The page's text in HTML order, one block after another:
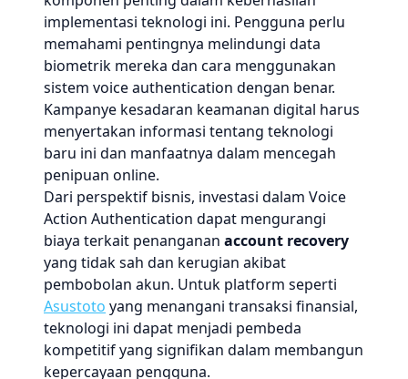
implementasi teknologi ini. Pengguna perlu
memahami pentingnya melindungi data
biometrik mereka dan cara menggunakan
sistem voice authentication dengan benar.
Kampanye kesadaran keamanan digital harus
menyertakan informasi tentang teknologi
baru ini dan manfaatnya dalam mencegah
penipuan online.
Dari perspektif bisnis, investasi dalam Voice
Action Authentication dapat mengurangi
biaya terkait penanganan account recovery
yang tidak sah dan kerugian akibat
pembobolan akun. Untuk platform seperti
Asustoto yang menangani transaksi finansial,
teknologi ini dapat menjadi pembeda
kompetitif yang signifikan dalam membangun
kepercayaan pengguna.